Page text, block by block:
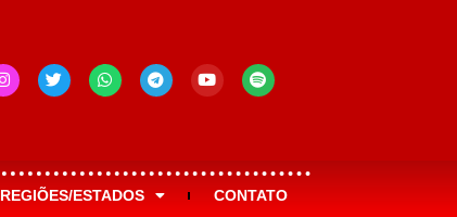
REGIÕES/ESTADOS CONTATO